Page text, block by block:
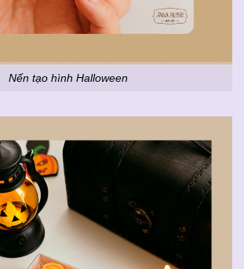
Nến tạo hình Halloween